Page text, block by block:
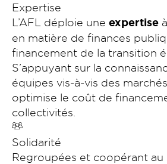
Expertise
L’AFL déploie une expertise
en matière de finances
financement de la transition
S’appuyant sur la
équipes vis-à-vis des marchés
optimise le coût de
collectivités.
Solidarité
Regroupées et coopérant au